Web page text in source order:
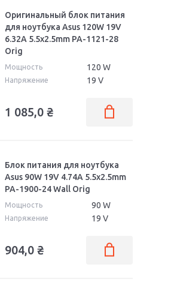
Оригинальный блок питания
для ноутбука Asus 120W 19V
6.32A 5.5x2.5mm PA-1121-28
Orig
Мощность 120 W
Напряжение 19 V
1 085,0 ₴
Блок питания для ноутбука
Asus 90W 19V 4.74A 5.5x2.5mm
PA-1900-24 Wall Orig
Мощность 90 W
Напряжение 19 V
904,0 ₴